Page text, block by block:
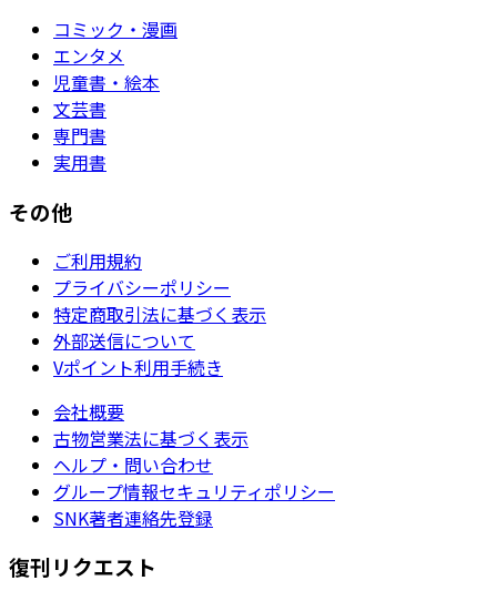
コミック・漫画
エンタメ
児童書・絵本
文芸書
専門書
実用書
その他
ご利用規約
プライバシーポリシー
特定商取引法に基づく表示
外部送信について
Vポイント利用手続き
会社概要
古物営業法に基づく表示
ヘルプ・問い合わせ
グループ情報セキュリティポリシー
SNK著者連絡先登録
復刊リクエスト